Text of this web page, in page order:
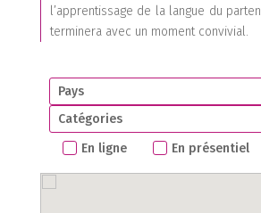
l’apprentissage de la langue du
terminera avec un moment convivial.
En ligne En présentiel
3